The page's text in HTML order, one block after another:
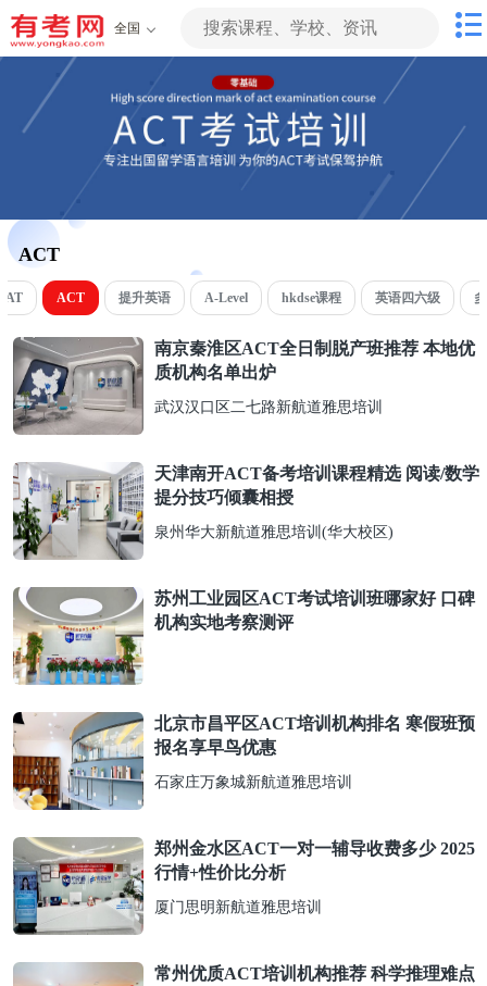
全国
ACT
ACT 提升英语 A-Level hkdse课程 英语四六级
南京秦淮区ACT全日制脱产班推荐 本地优
质机构名单出炉
武汉汉口区二七路新航道雅思培训
天津南开ACT备考培训课程精选 阅读/数学
提分技巧倾囊相授
泉州华大新航道雅思培训(华大校区)
苏州工业园区ACT考试培训班哪家好 口碑
机构实地考察测评
北京市昌平区ACT培训机构排名 寒假班预
报名享早鸟优惠
石家庄万象城新航道雅思培训
郑州金水区ACT一对一辅导收费多少 2025
行情+性价比分析
厦门思明新航道雅思培训
常州优质ACT培训机构推荐 科学推理难点